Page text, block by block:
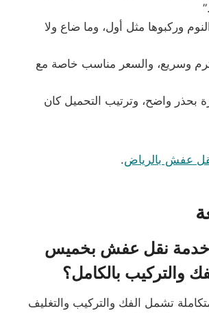
وركبوها مثل أول، وما ضاع ولا
وسريع، والسعر مناسب خاصة مع
بحذر واضح، وترتيب التحميل كان
عفش بالرياض.
نقل عفش بخميس
والتركيب بالكامل؟
تشمل الفك والتركيب والتغليف